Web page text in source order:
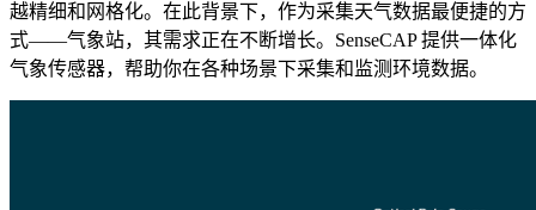
越精细和网格化。在此背景下，作为采集天气数据最便捷的方
式——气象站，其需求正在不断增长。SenseCAP 提供一体化
气象传感器，帮助你在各种场景下采集和监测环境数据。